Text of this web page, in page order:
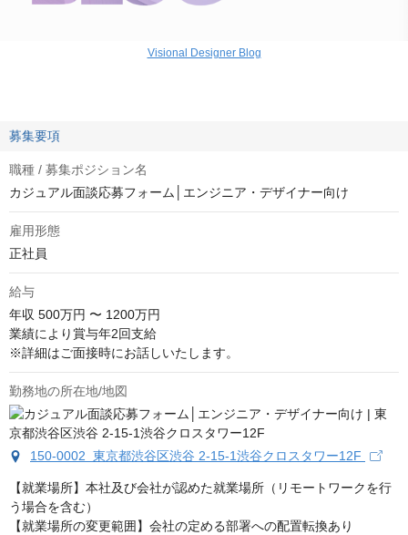
Visional Designer Blog
募集要項
職種 / 募集ポジション名
カジュアル面談応募フォーム│エンジニア・デザイナー向け
雇用形態
正社員
給与
年収 500万円 〜 1200万円
業績により賞与年2回支給
※詳細はご面接時にお話しいたします。
勤務地の所在地/地図
150-0002 東京都渋谷区渋谷 2-15-1渋谷クロスタワー12F
【就業場所】本社及び会社が認めた就業場所（リモートワークを行
う場合を含む）
【就業場所の変更範囲】会社の定める部署への配置転換あり